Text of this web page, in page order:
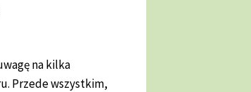
na kilka
Przede wszystkim,